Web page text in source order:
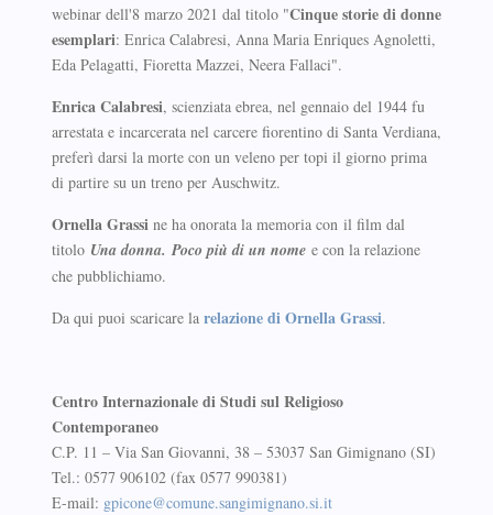
webinar dell'8 marzo 2021 dal titolo "Cinque storie di donne
esemplari: Enrica Calabresi, Anna Maria Enriques Agnoletti,
Eda Pelagatti, Fioretta Mazzei, Neera Fallaci".
Enrica Calabresi, scienziata ebrea, nel gennaio del 1944 fu
arrestata e incarcerata nel carcere fiorentino di Santa Verdiana,
preferì darsi la morte con un veleno per topi il giorno prima
di partire su un treno per Auschwitz.
Ornella Grassi ne ha onorata la memoria con il film dal
titolo Una donna. Poco più di un nome e con la relazione
che pubblichiamo.
Da qui puoi scaricare la relazione di Ornella Grassi.
Centro Internazionale di Studi sul Religioso
Contemporaneo
C.P. 11 – Via San Giovanni, 38 – 53037 San Gimignano (SI)
Tel.: 0577 906102 (fax 0577 990381)
E-mail: gpicone@comune.sangimignano.si.it